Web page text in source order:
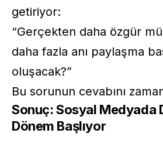
getiriyor:
“Gerçekten daha özgür
daha fazla anı paylaşma
oluşacak?”
Bu sorunun cevabını
Sonuç: Sosyal Medyada
Dönem Başlıyor